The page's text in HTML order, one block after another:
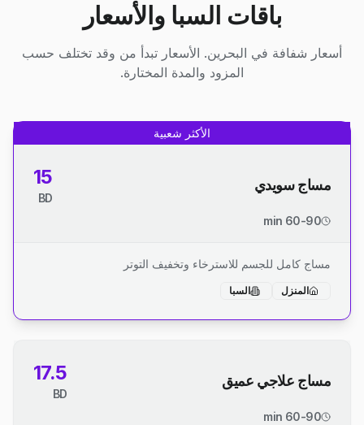
باقات السبا والأسعار
أسعار شفافة في البحرين. الأسعار تبدأ من وقد تختلف حسب
المزود والمدة المختارة.
الأكثر شعبية
مساج سويدي 15
BD
60-90 min
مساج كامل للجسم للاسترخاء وتخفيف التوتر
المنزل السبا
مساج علاجي عميق 17.5
BD
60-90 min